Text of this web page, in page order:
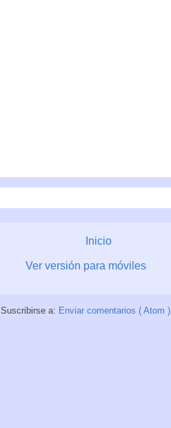
Inicio
Ver versión para móviles
Suscribirse a: Enviar comentarios ( Atom )